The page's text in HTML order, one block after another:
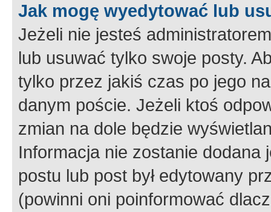
Jak mogę wyedytować lub
Jeżeli nie jesteś
lub usuwać tylko swoje posty.
tylko przez jakiś czas po jego
danym poście. Jeżeli ktoś
zmian na dole będzie
Informacja nie zostanie dodana
postu lub post był edytowany
(powinni oni poinformować